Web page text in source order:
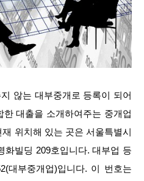
않는 대부중개로 등록이 되어
대출을 소개하여주는 중개업
위치해 있는 곳은 서울특별시
화빌딩 209호입니다. 대부업 등
대부중개업)입니다. 이 번호는